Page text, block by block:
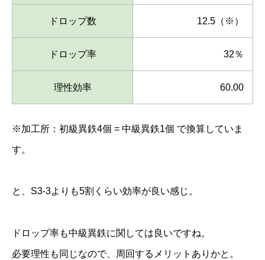
ドロップ数 12.5（※）
ドロップ率 32％
理性効率 60.00
※加工所：初級異鉄4個 = 中級異鉄1個 で換算していま
す。
と、S3-3よりも5割くらい効率が良い感じ。
ドロップ率も中級異鉄に関しては良いですね。
必要理性も同じなので、周回するメリットありかと。